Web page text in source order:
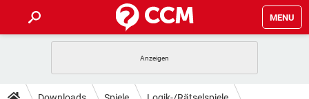
MENU
TIPPS & TRICKS